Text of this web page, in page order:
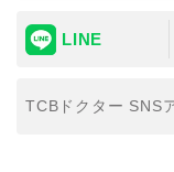
【外部委託につい
おいて、取得情
務委託先に委託
LINE
TCBドクター SNS